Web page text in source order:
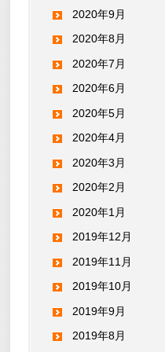
2020年9月
2020年8月
2020年7月
2020年6月
2020年5月
2020年4月
2020年3月
2020年2月
2020年1月
2019年12月
2019年11月
2019年10月
2019年9月
2019年8月